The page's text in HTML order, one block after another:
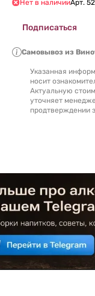
Нет в наличииАрт.
Подписаться
Самовывоз из
Указанная
носит
Актуальную
уточняет
продтверждении